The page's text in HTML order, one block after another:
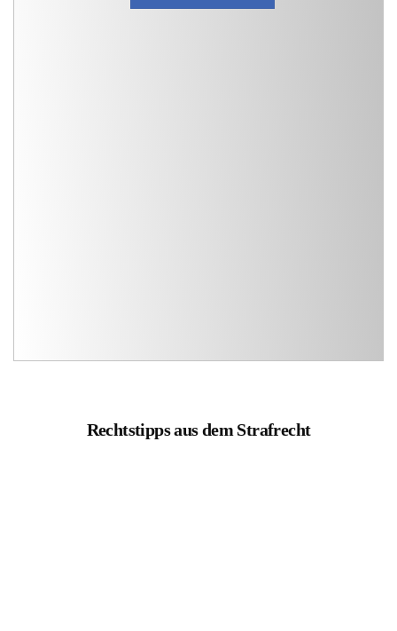
Rechtstipps aus dem Strafrecht